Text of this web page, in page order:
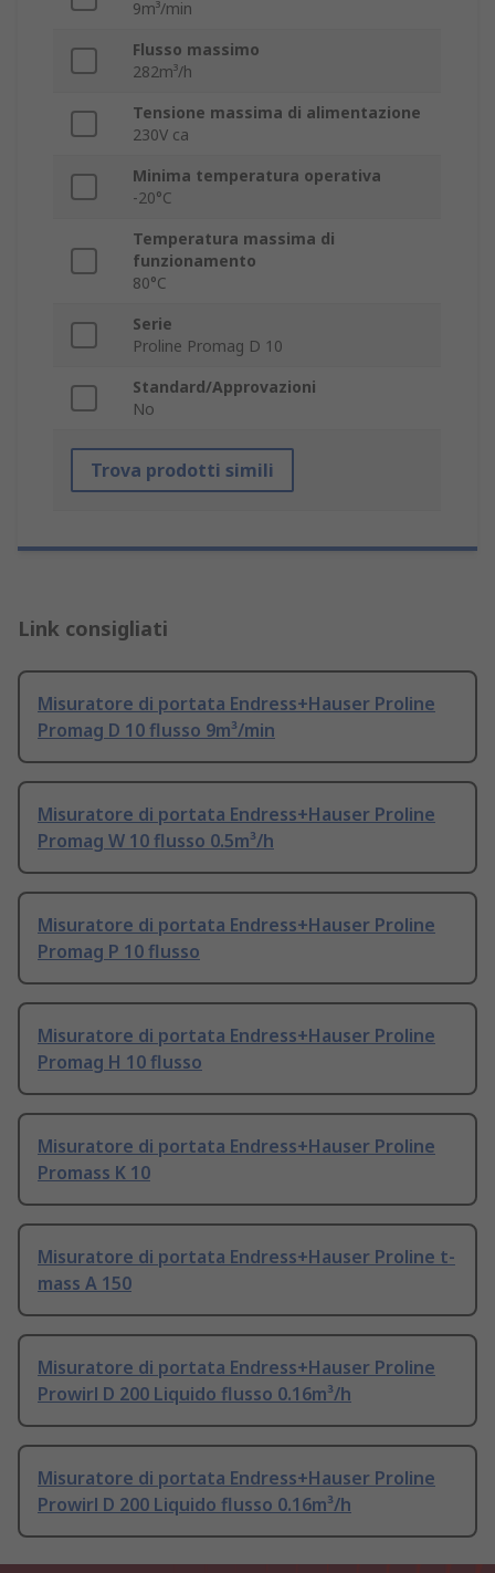
9m³/min
Flusso massimo
282m³/h
Tensione massima di alimentazione
230V ca
Minima temperatura operativa
-20°C
Temperatura massima di
funzionamento
80°C
Serie
Proline Promag D 10
Standard/Approvazioni
No
Trova prodotti simili
Link consigliati
Misuratore di portata Endress+Hauser Proline
Promag D 10 flusso 9m³/min
Misuratore di portata Endress+Hauser Proline
Promag W 10 flusso 0.5m³/h
Misuratore di portata Endress+Hauser Proline
Promag P 10 flusso
Misuratore di portata Endress+Hauser Proline
Promag H 10 flusso
Misuratore di portata Endress+Hauser Proline
Promass K 10
Misuratore di portata Endress+Hauser Proline t-
mass A 150
Misuratore di portata Endress+Hauser Proline
Prowirl D 200 Liquido flusso 0.16m³/h
Misuratore di portata Endress+Hauser Proline
Prowirl D 200 Liquido flusso 0.16m³/h